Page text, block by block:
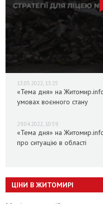
13.05.2022, 13:25
«Тема дня» на
умовах воєнного стану
29.04.2022, 10:59
«Тема дня» на
про ситуацію в області
ЦІНИ В ЖИТОМИРІ